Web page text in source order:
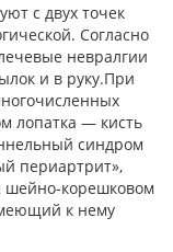
с двух точек
Согласно
невралгии
и в руку.При
лопатка — кисть
синдром
периартрит»,
корешковом
к нему